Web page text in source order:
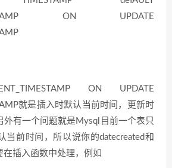
ON UPDATE
ON UPDATE
就是插入时默认当前时间，更新时
外有一个问题就是Mysql目前一个表只
当前时间，所以说你的datecreated和
在插入函数中处理，例如